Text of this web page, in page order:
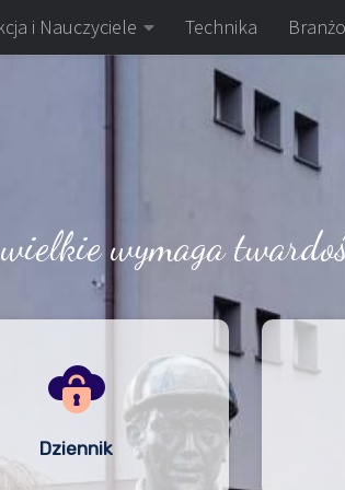
i Nauczyciele Technika
wymaga
Dziennik